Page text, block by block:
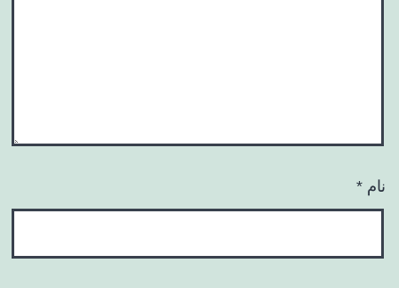
نام *